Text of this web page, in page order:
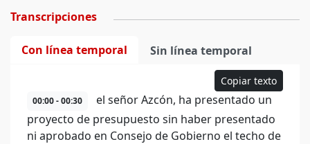
Transcripciones
Con línea temporal Sin línea temporal
Copiar texto
00:00 - 00:30
el señor Azcón, ha presentado un
proyecto de presupuesto sin haber presentado
ni aprobado en Consejo de Gobierno el techo de